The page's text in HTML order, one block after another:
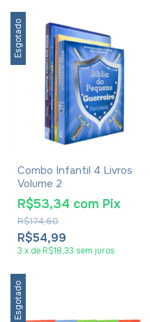
Esgotado
Combo Infantil 4 Livros
Volume 2
R$54,99
R$174,60
R$53,34 com Pix
3 x de R$18,33 sem juros
Esgotado